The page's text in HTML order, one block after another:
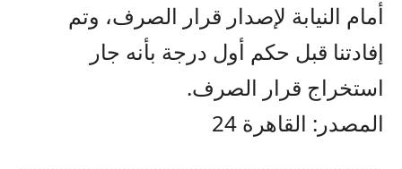
أمام النيابة لإصدار قرار الصرف، وتم
إفادتنا قبل حكم أول درجة بأنه جار
استخراج قرار الصرف.
المصدر: القاهرة 24